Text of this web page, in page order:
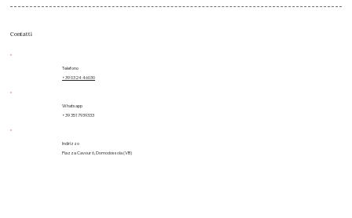
Contatti
Telefono
+39 0324 46030
Whatsapp
+39 3517939333
Indirizzo
Piazza Cavour 6, Domodossola (VB)